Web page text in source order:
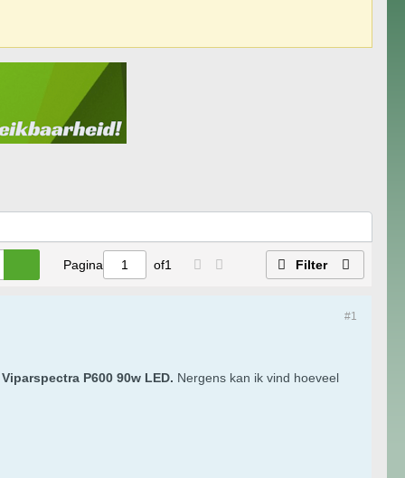
Pagina of1 Filter
#1
Viparspectra P600 90w LED. Nergens kan ik vind hoeveel